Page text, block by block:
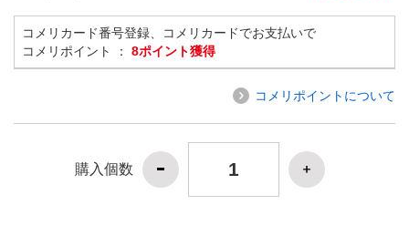
コメリカード番号登録、コメリカードでお支払いで
コメリポイント ： 8ポイント獲得
コメリポイントについて
購入個数